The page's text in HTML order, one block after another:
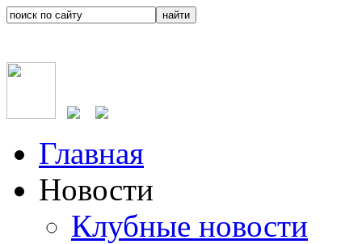
Главная
Новости
Клубные новости